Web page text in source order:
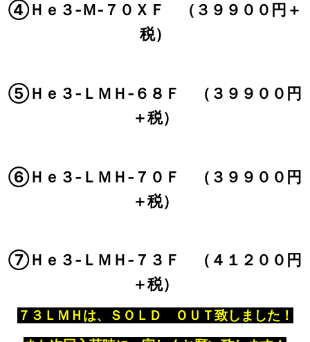
④Ｈｅ３‐Ｍ‐７０ＸＦ （３９９００円＋
税）
⑤Ｈｅ３‐ＬＭＨ‐６８Ｆ （３９９００円
＋税）
⑥Ｈｅ３‐ＬＭＨ‐７０Ｆ （３９９００円
＋税）
⑦Ｈｅ３‐ＬＭＨ‐７３Ｆ （４１２００円
＋税）
７３ＬＭＨは、ＳＯＬＤ ＯＵＴ致しました！